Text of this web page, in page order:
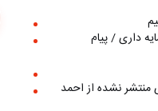
داری / پیام
نشده از احمد